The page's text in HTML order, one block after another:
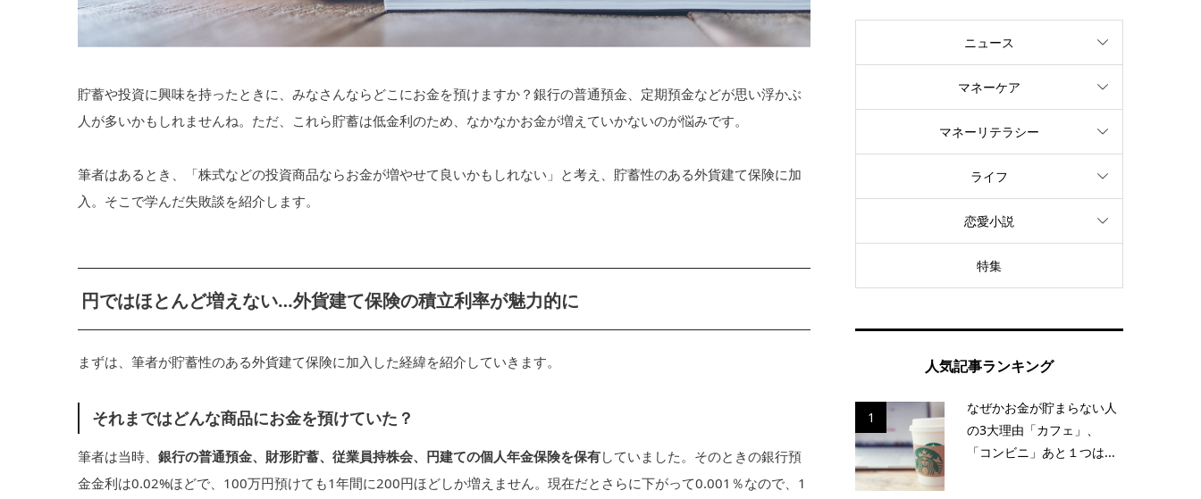
貯蓄や投資に興味を持ったときに、みなさんならどこにお金を預けますか？銀行の普通預金、定期預金などが思い浮かぶ
人が多いかもしれませんね。ただ、これら貯蓄は低金利のため、なかなかお金が増えていかないのが悩みです。
筆者はあるとき、「株式などの投資商品ならお金が増やせて良いかもしれない」と考え、貯蓄性のある外貨建て保険に加
入。そこで学んだ失敗談を紹介します。
円ではほとんど増えない…外貨建て保険の積立利率が魅力的に
まずは、筆者が貯蓄性のある外貨建て保険に加入した経緯を紹介していきます。
それまではどんな商品にお金を預けていた？
筆者は当時、 銀行の普通預金、財形貯蓄、従業員持株会、円建ての個人年金保険を保有していました。そのときの銀行預
金金利は0.02%ほどで、100万円預けても1年間に200円ほどしか増えません。現在だとさらに下がって0.001％なので、1
ニュース
マネーケア
マネーリテラシー
ライフ
恋愛小説
特集
人気記事ランキング
1
なぜかお金が貯まらない人
の3大理由「カフェ」、
「コンビニ」あと１つは...